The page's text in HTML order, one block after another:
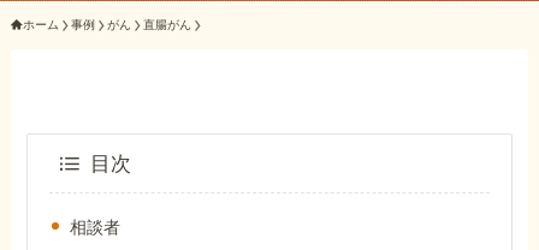
ホーム 事例 がん 直腸がん
目次
相談者